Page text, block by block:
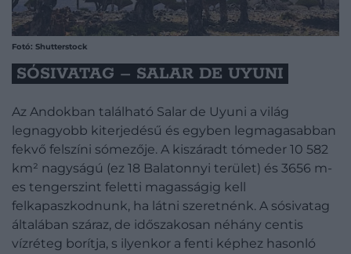
Fotó: Shutterstock
SÓSIVATAG – SALAR DE UYUNI
Az Andokban található Salar de Uyuni a világ
legnagyobb kiterjedésű és egyben legmagasabban
fekvő felszíni sómezője. A kiszáradt tómeder 10 582
km² nagyságú (ez 18 Balatonnyi terület) és 3656 m-
es tengerszint feletti magasságig kell
felkapaszkodnunk, ha látni szeretnénk. A sósivatag
általában száraz, de időszakosan néhány centis
vízréteg borítja, s ilyenkor a fenti képhez hasonló